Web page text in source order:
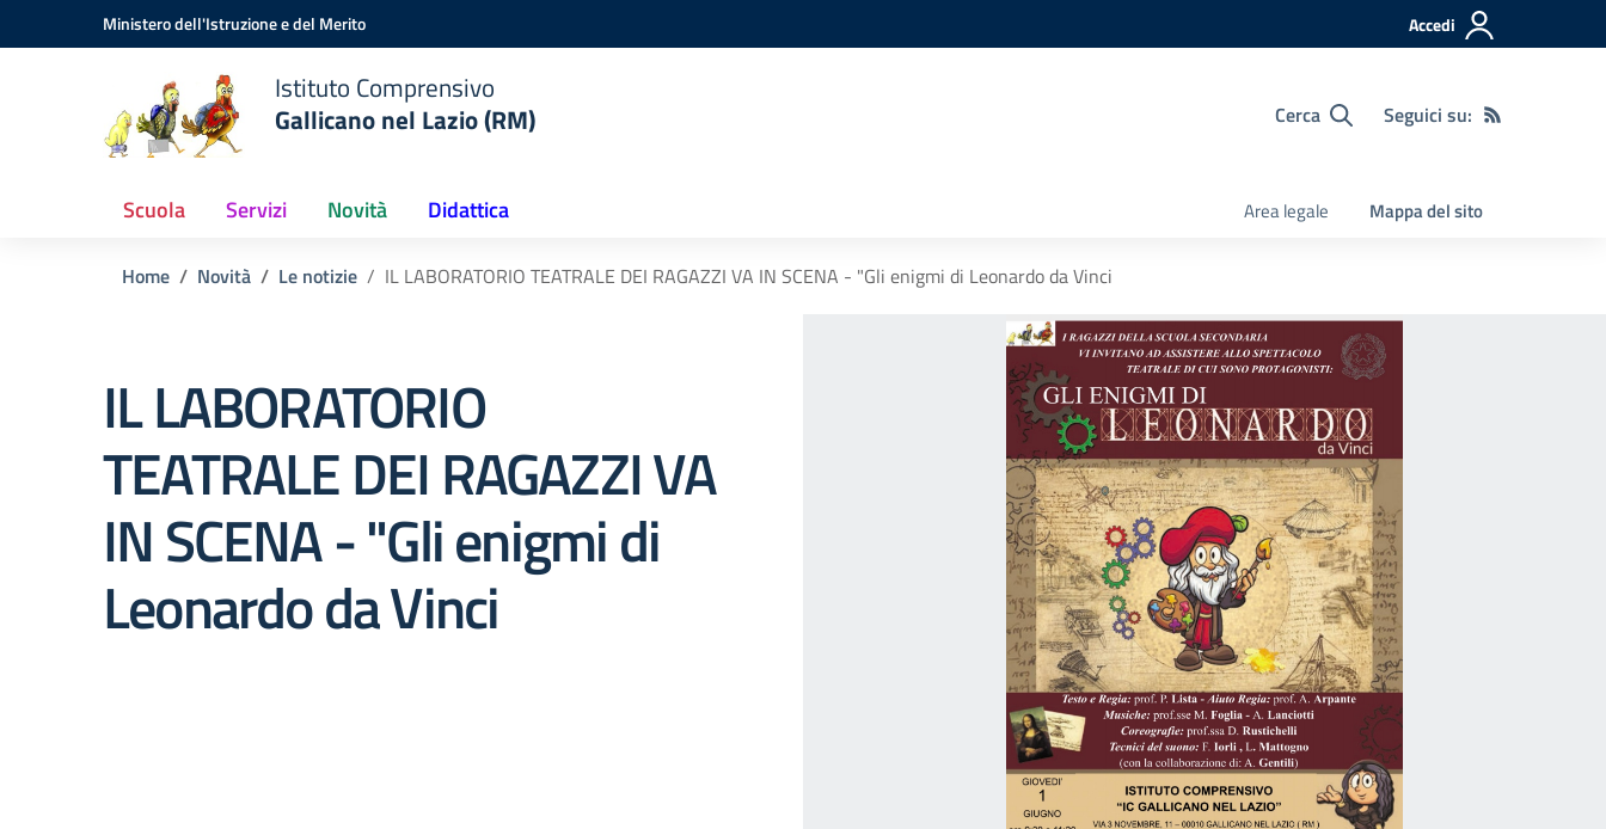
Vai ai contenuti
Vai al menu di navigazioneMinistero dell'Istruzione e del Merito Accedi
Istituto Comprensivo
Gallicano nel Lazio (RM)
Cerca Seguici su:
Scuola Servizi Novità Didattica Area legale Mappa del sito
Home Novità Le notizie IL LABORATORIO TEATRALE DEI RAGAZZI VA IN SCENA - "Gli enigmi di Leonardo da Vinci
IL LABORATORIO
TEATRALE DEI RAGAZZI VA
IN SCENA - "Gli enigmi di
Leonardo da Vinci